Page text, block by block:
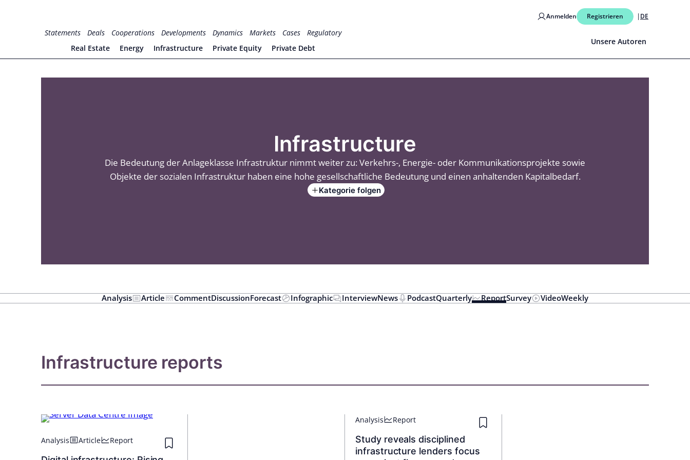
for PHYSIC ASSETS
Anmelden Registrieren DE
Statements Deals Cooperations Developments Dynamics Markets Cases
Regulatory
Real Estate
Energy Infrastructure Private Equity Private Debt
Unsere Autoren
Infrastructure
Die Bedeutung der Anlageklasse Infrastruktur nimmt weiter zu: Verkehrs-, Energie- oder Kommunikationsprojekte sowie
Objekte der sozialen Infrastruktur haben eine hohe gesellschaftliche Bedeutung und einen anhaltenden Kapitalbedarf.
Kategorie folgen
Analysis Article CommentDiscussionForecast Infographic InterviewNews PodcastQuarterly ReportSurvey VideoWeekly
Infrastructure reports
Analysis Article Report
Analysis Report
Study reveals disciplined
infrastructure lenders focus